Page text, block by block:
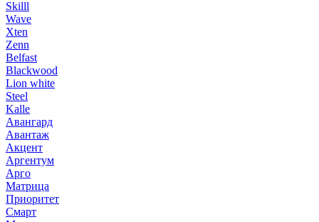
Skilll
Wave
Xten
Zenn
Belfast
Blackwood
Lion white
Steel
Kalle
Авангард
Авантаж
Акцент
Аргентум
Арго
Матрица
Приоритет
Смарт